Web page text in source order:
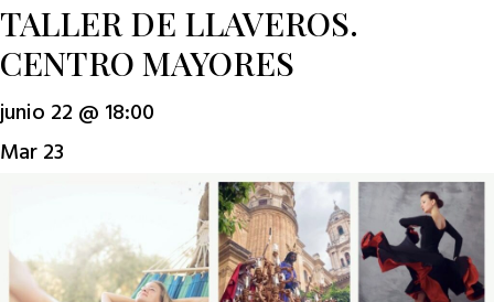
TALLER DE LLAVEROS.
CENTRO MAYORES
junio 22 @ 18:00
Mar23